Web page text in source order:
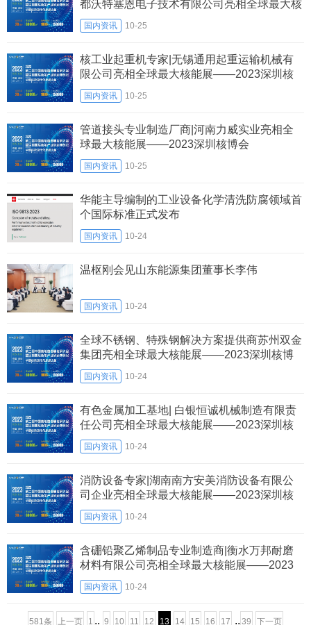
都沃特塞恩电子技术有限公司亮相全球最大核
能展——2023深圳核博会
国内资讯 10-25
核工业起重机专家|无锡通用起重运输机械有
限公司亮相全球最大核能展——2023深圳核
博会
国内资讯 10-25
管道接头专业制造厂商|河南力威实业亮相全
球最大核能展——2023深圳核博会
国内资讯 10-25
华能主导编制的工业设备化学清洗防腐领域首
个国际标准正式发布
国内资讯 10-24
温枢刚会见山东能源集团董事长李伟
国内资讯 10-24
全球不锈钢、特殊钢解决方案提供商苏州双金
集团亮相全球最大核能展——2023深圳核博
会
国内资讯 10-24
有色金属加工基地| 白银恒诚机械制造有限责
任公司亮相全球最大核能展——2023深圳核
博会
国内资讯 10-24
消防设备专家|湖南南方安美消防设备有限公
司企业亮相全球最大核能展——2023深圳核
博会
国内资讯 10-24
含硼铅聚乙烯制品专业制造商|衡水万邦耐磨
材料有限公司亮相全球最大核能展——2023
深圳核博会
国内资讯 10-24
581条 上一页 1 .. 9 10 11 12 13 14 15 16 17 .. 39 下一页